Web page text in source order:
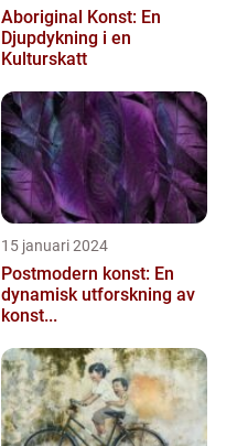
Aboriginal Konst: En
Djupdykning i en
Kulturskatt
15 januari 2024
Postmodern konst: En
dynamisk utforskning av
konst...